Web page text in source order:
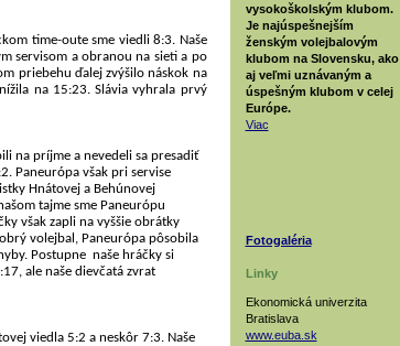
time-oute sme viedli 8:3. Naše
servisom a obranou na sieti a po
priebehu ďalej zvýšilo náskok na
na 15:23. Slávia vyhrala prvý
na príjme a nevedeli sa presadiť
Paneurópa však pri servise
Hnátovej a Behúnovej
tajme sme Paneurópu
však zapli na vyššie obrátky
volejbal, Paneurópa pôsobila
Postupne naše hráčky si
ale naše dievčatá zvrat
viedla 5:2 a neskôr 7:3. Naše
vysokoškolským klubom.
Je najúspešnejším
ženským volejbalovým
klubom na Slovensku, ako
aj veľmi uznávaným a
úspešným klubom v celej
Európe.
Viac
Fotogaléria
Linky
Ekonomická univerzita
Bratislava
www.euba.sk